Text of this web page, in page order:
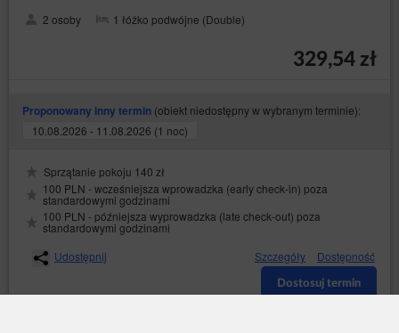
2 osoby 1 łóżko podwójne (Double)
329,54 zł
Proponowany inny termin (obiekt niedostępny w wybranym terminie):
10.08.2026 - 11.08.2026 (1 noc)
Sprzątanie pokoju 140 zł
100 PLN - wcześniejsza wprowadzka (early check-in) poza
standardowymi godzinami
100 PLN - późniejsza wyprowadzka (late check-out) poza
standardowymi godzinami
Udostępnij
Szczegóły Dostępność
Dostosuj termin